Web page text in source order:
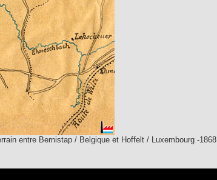
entre Bernistap / Belgique et Hoffelt / Luxembourg -1868